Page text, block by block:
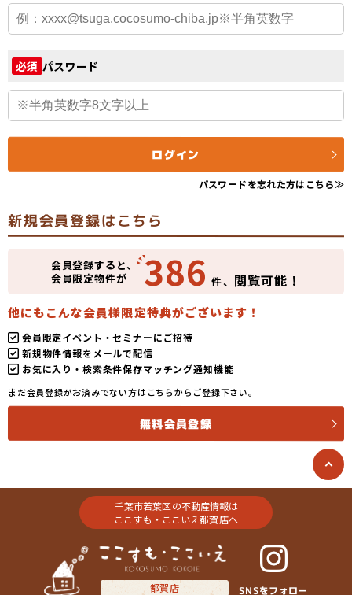
必須 パスワード
ログイン
パスワードを忘れた方はこちら≫
新規会員登録はこちら
会員登録すると、
会員限定物件が
386 件、 閲覧可能！
他にもこんな会員様限定特典がございます！
会員限定イベント・セミナーにご招待
新規物件情報をメールで配信
お気に入り・検索条件保存マッチング通知機能
まだ会員登録がお済みでない方はこちらからご登録下さい。
無料会員登録
千葉市若葉区の不動産情報は
ここすも・ここいえ都賀店へ
都賀店 SNSをフォロー